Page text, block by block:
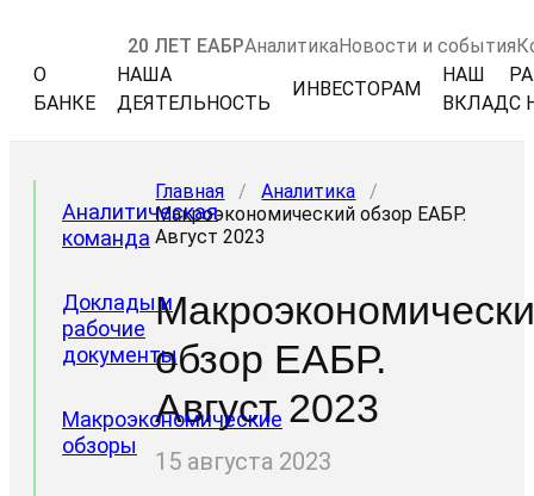
20 ЛЕТ ЕАБРАналитикаНовости и события
О
БАНКЕ
НАША
ДЕЯТЕЛЬНОСТЬ
ИНВЕСТОРАМ
НАШ
ВКЛАДС
Аналитическая
команда
Доклады и
рабочие
документы
Макроэкономические
обзоры
Главная / Аналитика
/
Макроэкономический обзор ЕАБР.
Август 2023
обзор ЕАБР.
Август 2023
15 августа 2023